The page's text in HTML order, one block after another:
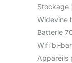
Stockage
Widevine
Batterie
Wifi bi-
Appareils